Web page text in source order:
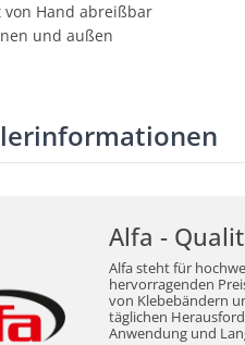
von Hand abreißbar
und außen
Alfa -
Alfa steht für
hervorragenden
von Klebebändern
täglichen
Anwendung und